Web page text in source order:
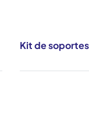
Kit de